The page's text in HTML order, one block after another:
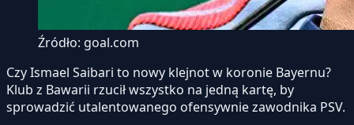
Źródło: goal.com
Czy Ismael Saibari to nowy klejnot w koronie Bayernu?
Klub z Bawarii rzucił wszystko na jedną kartę, by
sprowadzić utalentowanego ofensywnie zawodnika PSV.